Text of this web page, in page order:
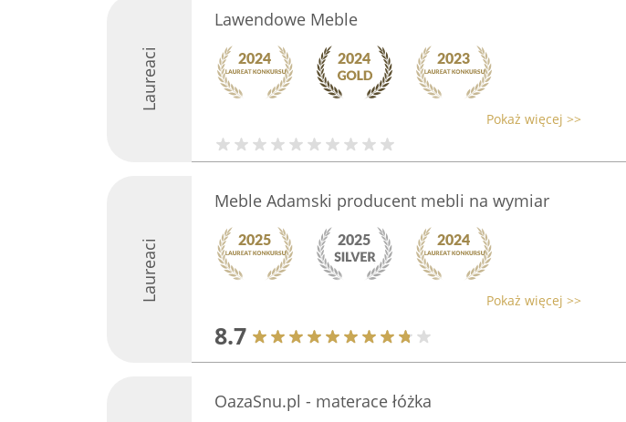
Laureaci
Lawendowe Meble
Pokaż więcej >>
Laureaci
Meble Adamski producent mebli na wymiar
Pokaż więcej >>
8.7
OazaSnu.pl - materace łóżka